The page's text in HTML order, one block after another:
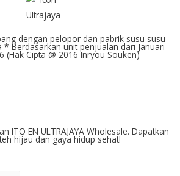
dengan pelopor dan pabrik susu susu
* Berdasarkan unit penjualan dari Januari
(Hak Cipta @ 2016 Inryou Souken)
ITO EN ULTRAJAYA Wholesale. Dapatkan
hijau dan gaya hidup sehat!